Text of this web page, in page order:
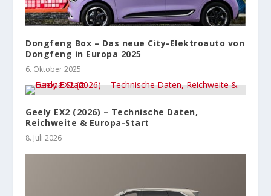
Dongfeng Box – Das neue City-Elektroauto von
Dongfeng in Europa 2025
6. Oktober 2025
Geely EX2 (2026) – Technische Daten,
Reichweite & Europa-Start
8. Juli 2026